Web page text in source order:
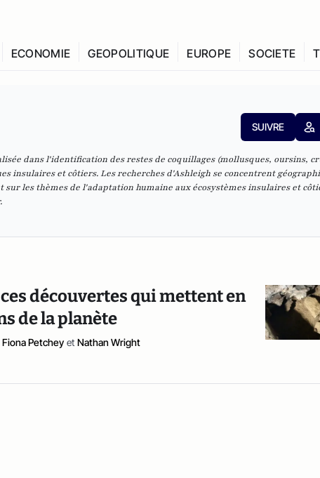
ECONOMIE GEOPOLITIQUE EUROPE SOCIETE
SUIVRE
dans l'identification des restes de coquillages (mollusques, oursins,
insulaires et côtiers. Les recherches d'Ashleigh se concentrent
les thèmes de l'adaptation humaine aux écosystèmes insulaires et
découvertes qui mettent en
de la planète
Fiona Petchey et Nathan Wright